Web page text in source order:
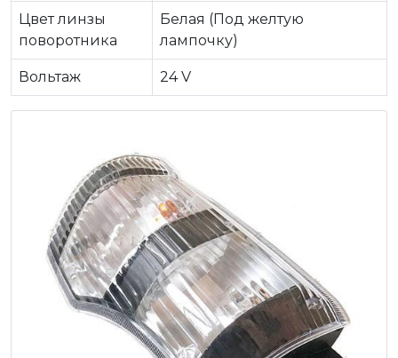
Цвет линзы
поворотника
Белая (Под желтую
лампочку)
Вольтаж 24 V